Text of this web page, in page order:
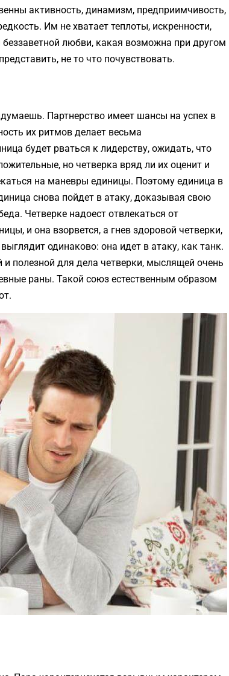
активность, динамизм, предприимчивость,
Им не хватает теплоты, искренности,
любви, какая возможна при другом
не то что почувствовать.
Партнерство имеет шансы на успех в
их ритмов делает весьма
будет рваться к лидерству, ожидать, что
но четверка вряд ли их оценит и
на маневры единицы. Поэтому единица в
снова пойдет в атаку, доказывая свою
Четверке надоест отвлекаться от
и она взорвется, а гнев здоровой четверки,
одинаково: она идет в атаку, как танк.
полезной для дела четверки, мыслящей очень
раны. Такой союз естественным образом